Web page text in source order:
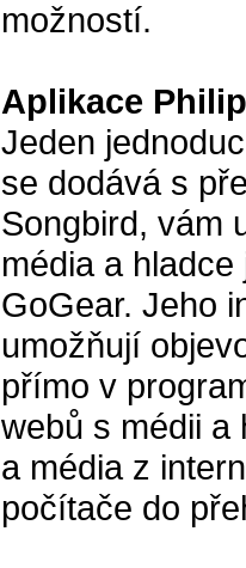
možností.
Aplikace
Jeden
se dodává s
Songbird, vám
média a
GoGear. Jeho
umožňují
přímo v
webů s médii a
a média z
počítače do